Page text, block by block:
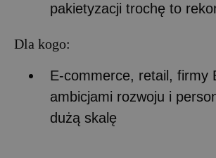
pakietyzacji trochę to
Dla kogo:
E-commerce, retail, firmy
ambicjami rozwoju i
dużą skalę